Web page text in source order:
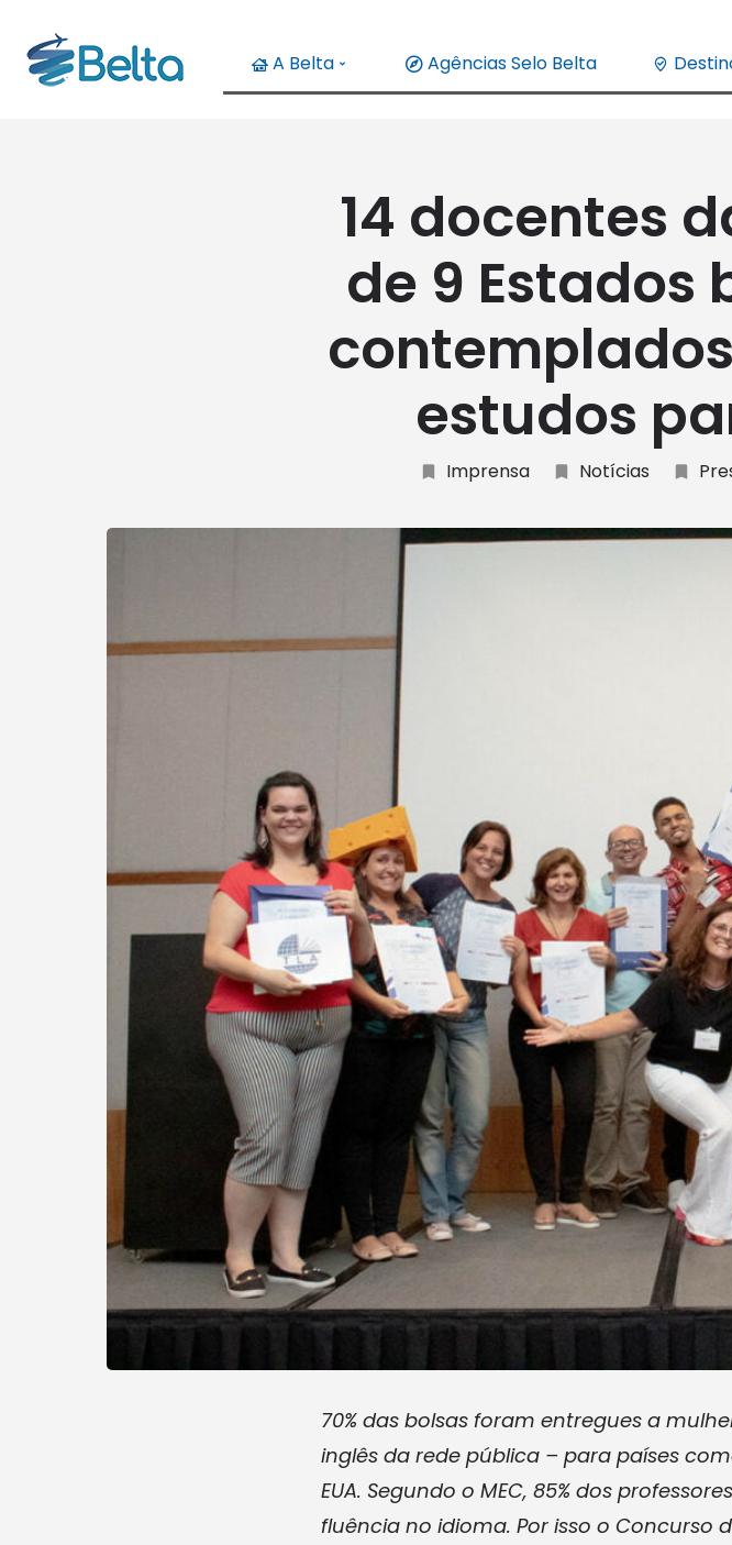
A Belta Agências Selo Belta
14 docentes
de 9 Estados
estudos
Imprensa Notícias
70% das bolsas foram entregues a
inglês da rede pública – para países
EUA. Segundo o MEC, 85% dos
fluência no idioma. Por isso o Concurso